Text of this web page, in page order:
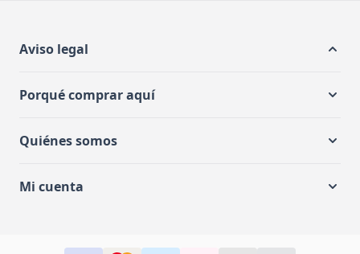
Aviso legal
Porqué comprar aquí
Quiénes somos
Mi cuenta